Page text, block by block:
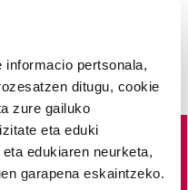
informacio pertsonala,
ditugu, cookie
zure gailuko
eta eduki
edukiaren neurketa,
garapena eskaintzeko.
libre eta kalitatez